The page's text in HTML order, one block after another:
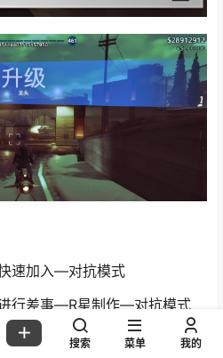
速加入—对抗模式
行差事—R星制作—对抗模式
搜索 菜单 我的